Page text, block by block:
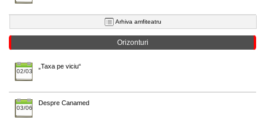
Arhiva amfiteatru
Orizonturi
02/03
„Taxa pe viciu“
03/06
Despre Canamed